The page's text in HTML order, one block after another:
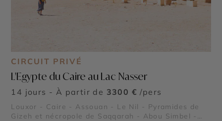
CIRCUIT PRIVÉ
L'Egypte du Caire au Lac Nasser
14 jours - À partir de 3300 € /pers
Louxor - Caire - Assouan - Le Nil - Pyramides de
Gizeh et nécropole de Saqqarah - Abou Simbel -